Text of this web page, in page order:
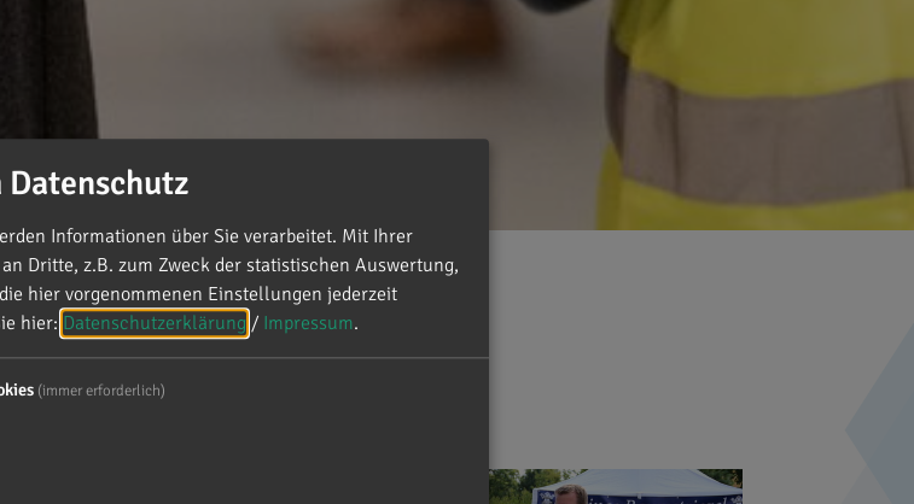
Informationen über Sie verarbeitet. Mit Ihrer
Dritte, z.B. zum Zweck der statistischen Auswertung,
hier vorgenommenen Einstellungen jederzeit
hier: Datenschutzerklärung / Impressum.
(immer erforderlich)